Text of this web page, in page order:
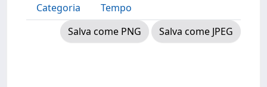
Categoria
Tempo
Salva come PNG
Salva come JPEG